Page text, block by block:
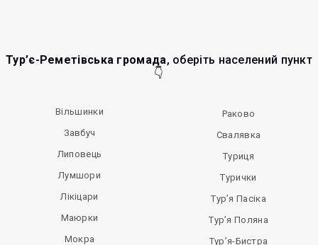
Тур’є-Реметівська громада, оберіть населений пункт
👇
Вільшинки
Завбуч
Липовець
Лумшори
Лікіцари
Маюрки
Мокра
Раково
Свалявка
Туриця
Турички
Тур’я Пасіка
Тур’я Поляна
Тур’я-Бистра